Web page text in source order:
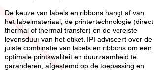
De keuze van labels en ribbons hangt af van
het labelmateriaal, de printertechnologie (direct
thermal of thermal transfer) en de vereiste
levensduur van het etiket. IPI adviseert over de
juiste combinatie van labels en ribbons om een
optimale printkwaliteit en duurzaamheid te
garanderen, afgestemd op de toepassing en